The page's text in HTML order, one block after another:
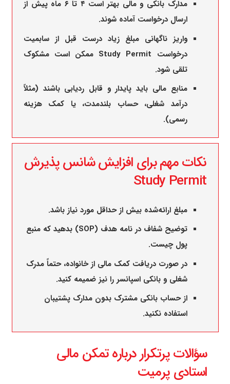
مدارک بانکی و مالی بهتر است ۴ تا ۶ ماه پیش از
ارسال درخواست آماده شوند.
واریز ناگهانی مبلغ زیاد درست قبل از سابمیت
درخواست Study Permit ممکن است مشکوک
تلقی شود.
منابع مالی باید پایدار و قابل ردیابی باشند (مثلاً
درآمد شغلی، حساب بلندمدت، یا کمک هزینه
رسمی).
نکات مهم برای افزایش شانس پذیرش
Study Permit
مبلغ ارائه‌شده بیش از حداقل مورد نیاز باشد.
توضیح شفاف در نامه هدف (SOP) بدهید که منبع
پول چیست.
در صورت دریافت کمک مالی از خانواده، حتماً مدرک
شغلی و بانکی اسپانسر را نیز ضمیمه کنید.
از حساب بانکی مشترک بدون مدارک پشتیبان
استفاده نکنید.
سؤالات پرتکرار درباره تمکن مالی
استادی پرمیت